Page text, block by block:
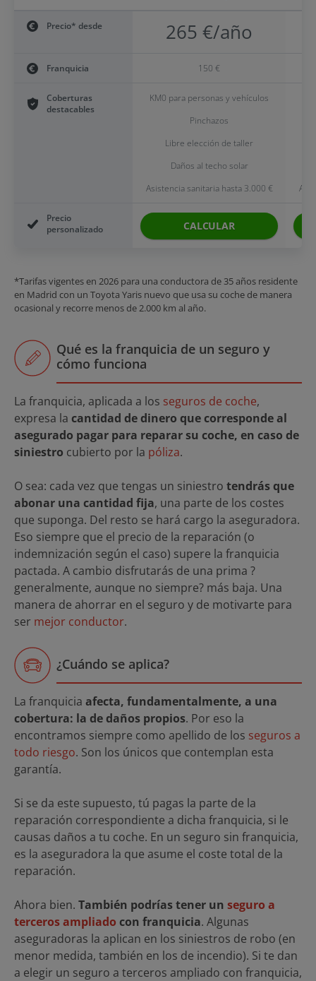
Precio* desde 265 €/año
Franquicia 150 €
Coberturas
destacables
KM0 para personas y vehículos
Pinchazos
Libre elección de taller
Daños al techo solar
Asistencia sanitaria hasta 3.000 €
Precio
personalizado
CALCULAR
*Tarifas vigentes en 2026 para una conductora de 35 años residente
en Madrid con un Toyota Yaris nuevo que usa su coche de manera
ocasional y recorre menos de 2.000 km al año.
Qué es la franquicia de un seguro y
cómo funciona
La franquicia, aplicada a los seguros de coche,
expresa la cantidad de dinero que corresponde al
asegurado pagar para reparar su coche, en caso de
siniestro cubierto por la póliza.
O sea: cada vez que tengas un siniestro tendrás que
abonar una cantidad fija, una parte de los costes
que suponga. Del resto se hará cargo la aseguradora.
Eso siempre que el precio de la reparación (o
indemnización según el caso) supere la franquicia
pactada. A cambio disfrutarás de una prima ?
generalmente, aunque no siempre? más baja. Una
manera de ahorrar en el seguro y de motivarte para
ser mejor conductor.
¿Cuándo se aplica?
La franquicia afecta, fundamentalmente, a una
cobertura: la de daños propios. Por eso la
encontramos siempre como apellido de los seguros a
todo riesgo. Son los únicos que contemplan esta
garantía.
Si se da este supuesto, tú pagas la parte de la
reparación correspondiente a dicha franquicia, si le
causas daños a tu coche. En un seguro sin franquicia,
es la aseguradora la que asume el coste total de la
reparación.
Ahora bien. También podrías tener un seguro a
terceros ampliado con franquicia. Algunas
aseguradoras la aplican en los siniestros de robo (en
menor medida, también en los de incendio). Si te dan
a elegir un seguro a terceros ampliado con franquicia,